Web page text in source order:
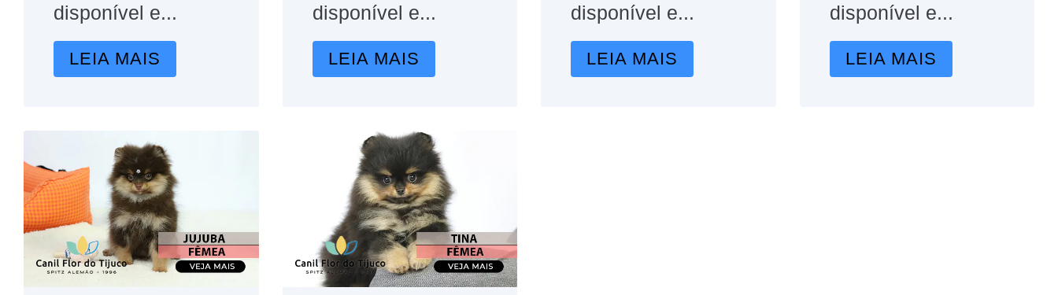
disponível e...
LEIA MAIS
disponível e...
LEIA MAIS
disponível e...
LEIA MAIS
disponível e...
LEIA MAIS